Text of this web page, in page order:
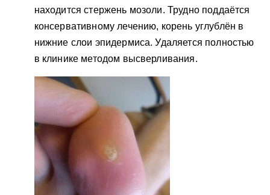
находится стержень мозоли. Трудно поддаётся
консервативному лечению, корень углублён в
нижние слои эпидермиса. Удаляется полностью
в клинике методом высверливания.